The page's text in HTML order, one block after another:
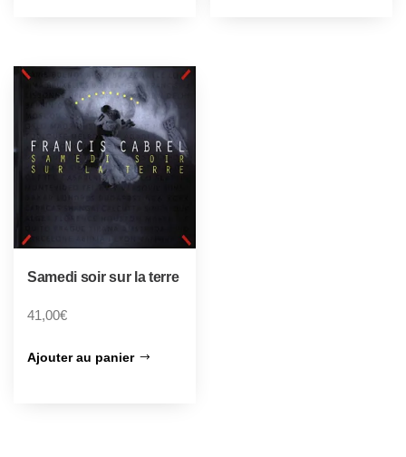
Samedi soir sur la terre
41,00€
Ajouter au panier